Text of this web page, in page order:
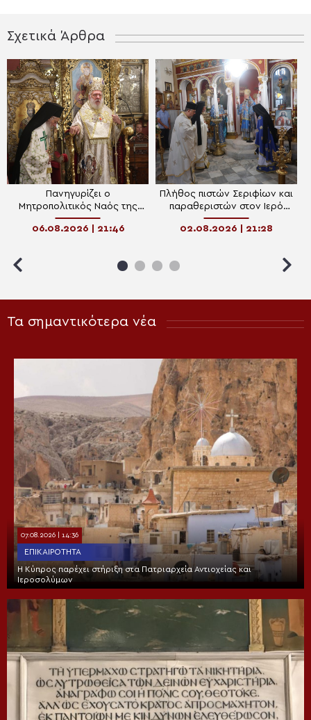
Σχετικά Άρθρα
Πανηγυρίζει ο
Μητροπολιτικός Ναός της
Μεταμορφώσεως του
Σωτήρος στην Ερμούπολη
06.08.2026 | 21:46
Πλήθος πιστών Σεριφίων και
παραθεριστών στον Ιερό
Ναό Ευαγγελισμού Χώρας
Σερίφου
02.08.2026 | 21:28
Τα σημαντικότερα νέα
07.08.2026 | 14:36
ΕΠΙΚΑΙΡΌΤΗΤΑ
Η Κύπρος παρέχει στήριξη στα Πατριαρχεία Αντιοχείας και
Ιεροσολύμων